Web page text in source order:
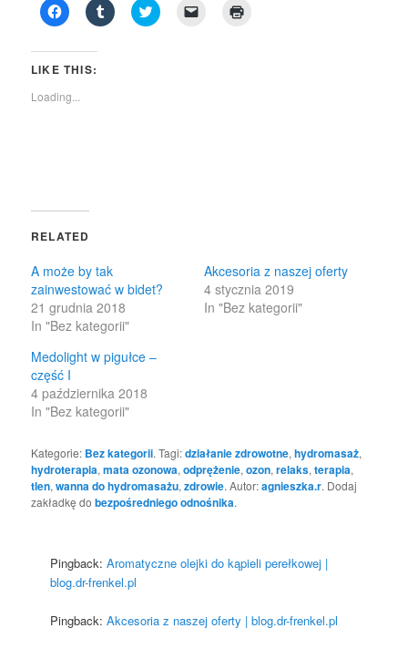
Click
to
Facebook
(Opens
new
window)
Click
to
Click
to
LIKE THIS:
Loading...
RELATED
A może by tak
zainwestować w bidet?
21 grudnia 2018
In "Bez kategorii"
Akcesoria z naszej oferty
4 stycznia 2019
In "Bez kategorii"
Medolight w pigułce –
część I
4 października 2018
In "Bez kategorii"
Kategorie: Bez kategorii. Tagi:działanie zdrowotne,hydromasaż,
hydroterapia,mata ozonowa,odprężenie,ozon,relaks,terapia,
tlen,wanna do hydromasażu,zdrowie. Autor:agnieszka.r. Dodaj
zakładkę dobezpośredniego odnośnika.
Pingback:Aromatyczne olejki do kąpieli perełkowej |
blog.dr-frenkel.pl
Pingback:Akcesoria z naszej oferty | blog.dr-frenkel.pl